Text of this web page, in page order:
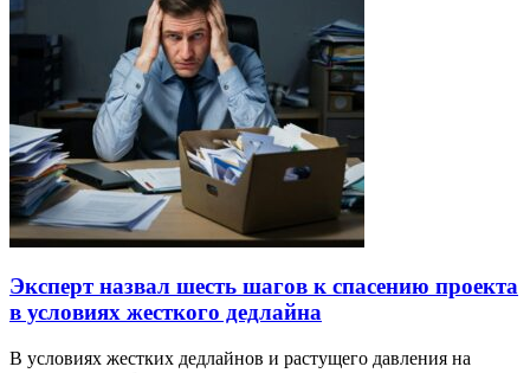
Эксперт назвал шесть шагов к спасению проекта
в условиях жесткого дедлайна
В условиях жестких дедлайнов и растущего давления на